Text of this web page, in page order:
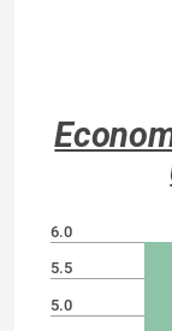
6.0
5.5
5.0